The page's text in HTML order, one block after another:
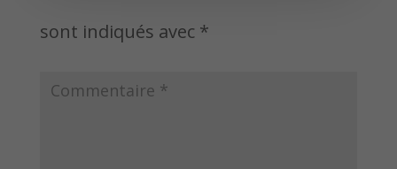
sont indiqués avec *